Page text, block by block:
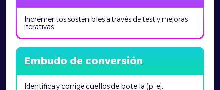
Incrementos sostenibles a través de test y mejoras
iterativas.
Embudo de conversión
Identifica y corrige cuellos de botella (p. ej.